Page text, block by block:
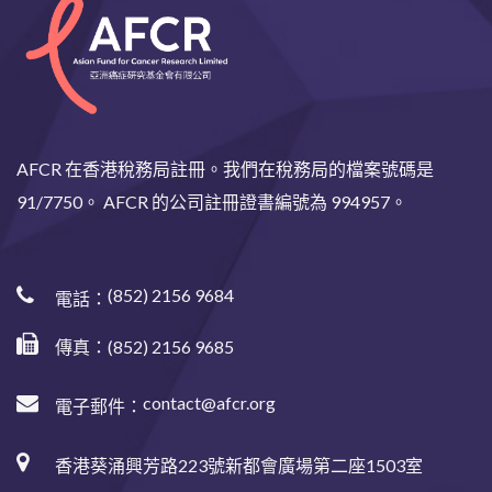
AFCR 在香港稅務局註冊。我們在稅務局的檔案號碼是
91/7750。 AFCR 的公司註冊證書編號為 994957。
電話： (852) 2156 9684
傳真：(852) 2156 9685
電子郵件： contact@afcr.org
香港葵涌興芳路223號新都會廣場第二座1503室